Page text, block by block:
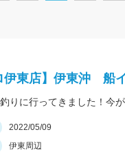
ペ
伊東店】伊東沖 船
2022/05/09
伊東周辺